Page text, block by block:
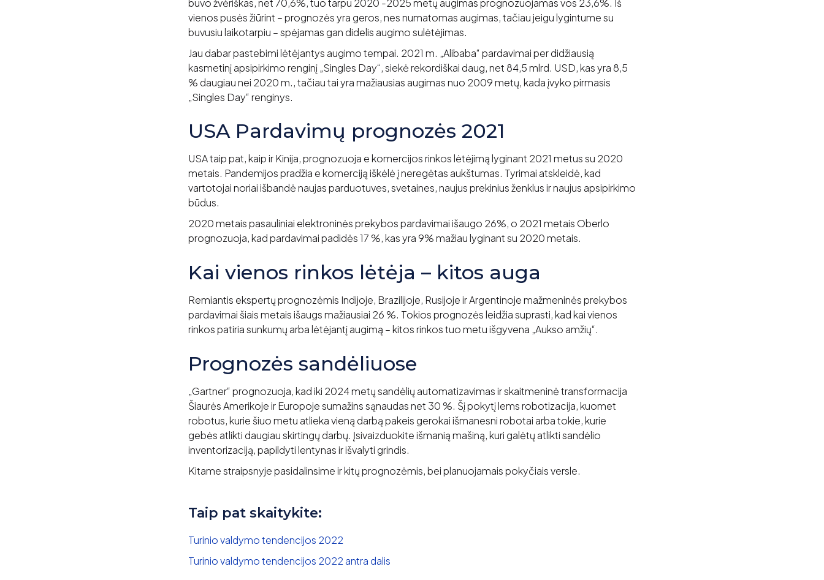
buvo žvėriškas, net 70,6%, tuo tarpu 2020 -2025 metų augimas prognozuojamas vos 23,6%. Iš
vienos pusės žiūrint – prognozės yra geros, nes numatomas augimas, tačiau jeigu lygintume su
buvusiu laikotarpiu – spėjamas gan didelis augimo sulėtėjimas.
Jau dabar pastebimi lėtėjantys augimo tempai. 2021 m. „Alibaba“ pardavimai per didžiausią
kasmetinį apsipirkimo renginį „Singles Day“, siekė rekordiškai daug, net 84,5 mlrd. USD, kas yra 8,5
% daugiau nei 2020 m., tačiau tai yra mažiausias augimas nuo 2009 metų, kada įvyko pirmasis
„Singles Day“ renginys.
USA Pardavimų prognozės 2021
USA taip pat, kaip ir Kinija, prognozuoja e komercijos rinkos lėtėjimą lyginant 2021 metus su 2020
metais. Pandemijos pradžia e komerciją iškėlė į neregėtas aukštumas. Tyrimai atskleidė, kad
vartotojai noriai išbandė naujas parduotuves, svetaines, naujus prekinius ženklus ir naujus apsipirkimo
būdus.
2020 metais pasauliniai elektroninės prekybos pardavimai išaugo 26%, o 2021 metais Oberlo
prognozuoja, kad pardavimai padidės 17 %, kas yra 9% mažiau lyginant su 2020 metais.
Kai vienos rinkos lėtėja – kitos auga
Remiantis ekspertų prognozėmis Indijoje, Brazilijoje, Rusijoje ir Argentinoje mažmeninės prekybos
pardavimai šiais metais išaugs mažiausiai 26 %. Tokios prognozės leidžia suprasti, kad kai vienos
rinkos patiria sunkumų arba lėtėjantį augimą – kitos rinkos tuo metu išgyvena „Aukso amžių“.
Prognozės sandėliuose
„Gartner“ prognozuoja, kad iki 2024 metų sandėlių automatizavimas ir skaitmeninė transformacija
Šiaurės Amerikoje ir Europoje sumažins sąnaudas net 30 %. Šį pokytį lems robotizacija, kuomet
robotus, kurie šiuo metu atlieka vieną darbą pakeis gerokai išmanesni robotai arba tokie, kurie
gebės atlikti daugiau skirtingų darbų. Įsivaizduokite išmanią mašiną, kuri galėtų atlikti sandėlio
inventorizaciją, papildyti lentynas ir išvalyti grindis.
Kitame straipsnyje pasidalinsime ir kitų prognozėmis, bei planuojamais pokyčiais versle.
Taip pat skaitykite:
Turinio valdymo tendencijos 2022
Turinio valdymo tendencijos 2022 antra dalis